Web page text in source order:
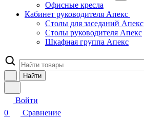
Офисные кресла
Кабинет руководителя Апекс
Столы для заседаний Апекс
Столы руководителя Апекс
Шкафная группа Апекс
Найти
Войти
0
Сравнение